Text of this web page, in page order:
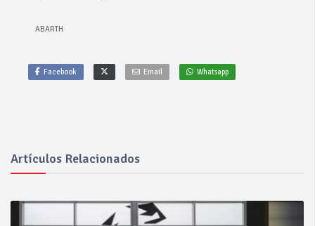
ABARTH
Facebook Email Whatsapp
Artículos Relacionados